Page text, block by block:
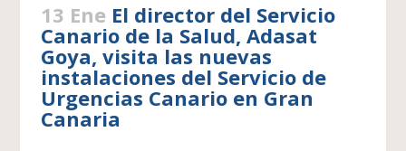
13 Ene El director del Servicio
Canario de la Salud, Adasat
Goya, visita las nuevas
instalaciones del Servicio de
Urgencias Canario en Gran
Canaria